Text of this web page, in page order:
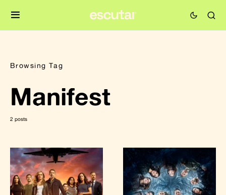
Browsing Tag
Manifest
2 posts